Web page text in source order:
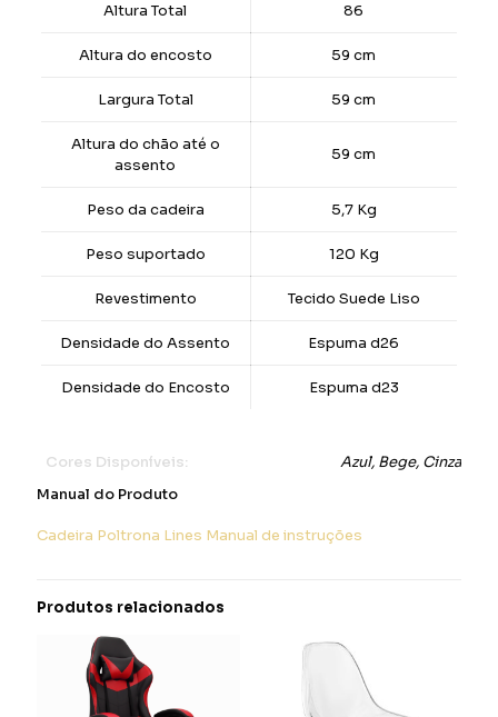
Altura Total 86
Altura do encosto 59 cm
Largura Total 59 cm
Altura do chão até o
assento
59 cm
Peso da cadeira 5,7 Kg
Peso suportado 120 Kg
Revestimento Tecido Suede Liso
Densidade do Assento Espuma d26
Densidade do Encosto Espuma d23
Cores Disponíveis:
Azul, Bege, Cinza
Manual do Produto
Cadeira Poltrona Lines Manual de instruções
Produtos relacionados